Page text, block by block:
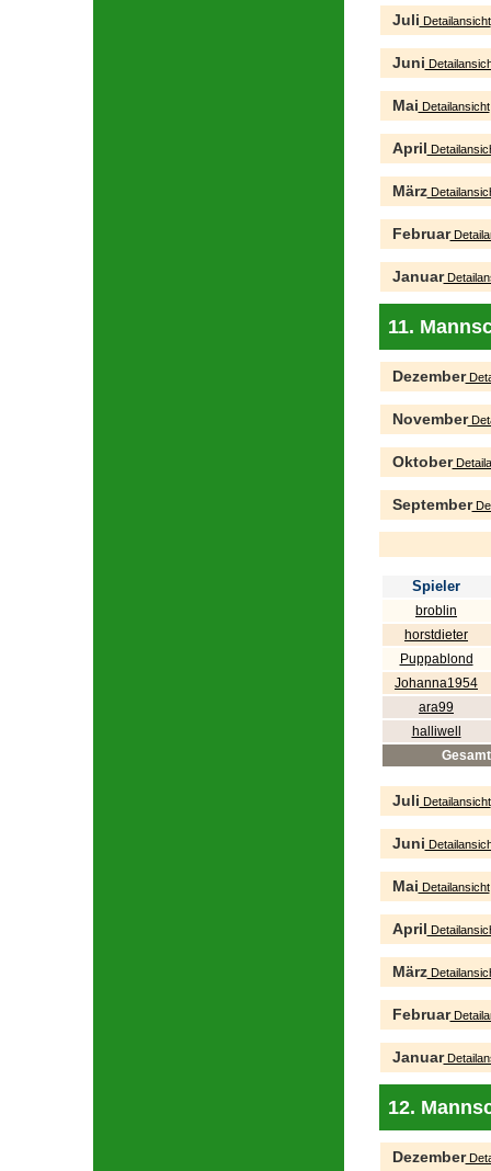
Juli Detailansicht
Juni
Mai Detailansicht
April
März
Februar
Januar
11.
Dezember
November
Oktober
September
Spieler
broblin
horstdieter
Puppablond
Johanna1954
ara99
halliwell
Gesamt
Juli Detailansicht
Juni
Mai Detailansicht
April
März
Februar
Januar
12.
Dezember